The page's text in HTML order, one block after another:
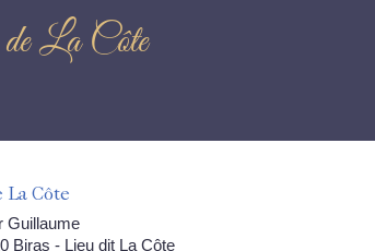
La Côte
La Côte
Guillaume
Biras - Lieu dit La Côte